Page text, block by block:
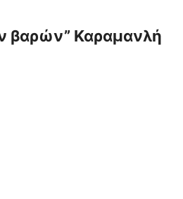
βαρών” Καραμανλή